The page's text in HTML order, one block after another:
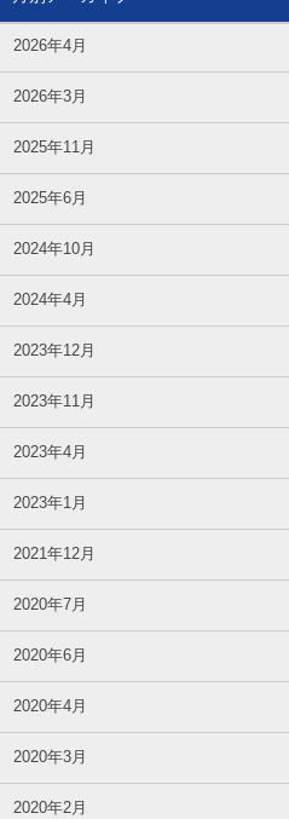
2026年4月
2026年3月
2025年11月
2025年6月
2024年10月
2024年4月
2023年12月
2023年11月
2023年4月
2023年1月
2021年12月
2020年7月
2020年6月
2020年4月
2020年3月
2020年2月